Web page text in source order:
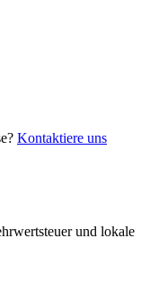
Kontaktiere uns
und lokale